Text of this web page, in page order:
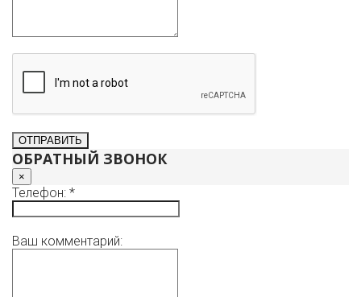
ОБРАТНЫЙ ЗВОНОК
×
Телефон: *
Ваш комментарий: